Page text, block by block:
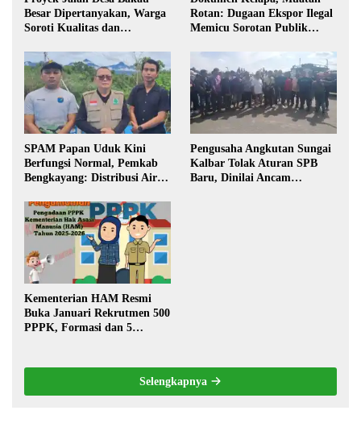
Besar Dipertanyakan, Warga
Soroti Kualitas dan
Pembangunan
Rotan: Dugaan Ekspor Ilegal
Memicu Sorotan Publik
SPAM Papan Uduk Kini
Berfungsi Normal, Pemkab
Bengkayang: Distribusi Air
Warga
Pengusaha Angkutan Sungai
Kalbar Tolak Aturan SPB
Baru, Dinilai Ancam
Kementerian HAM Resmi
Buka Januari Rekrutmen 500
PPPK, Formasi dan 5
Selengkapnya